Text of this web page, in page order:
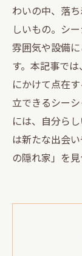
わいの中、落
しいもの。シ
雰囲気や設備
す。本記事で
にかけて点在
立できるシー
には、自分ら
は新たな出会
の隠れ家」を